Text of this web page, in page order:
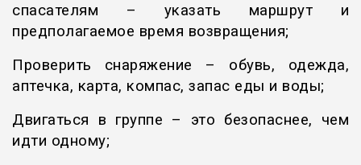
спасателям – указать маршрут и
предполагаемое время возвращения;
Проверить снаряжение – обувь, одежда,
аптечка, карта, компас, запас еды и воды;
Двигаться в группе – это безопаснее, чем
идти одному;